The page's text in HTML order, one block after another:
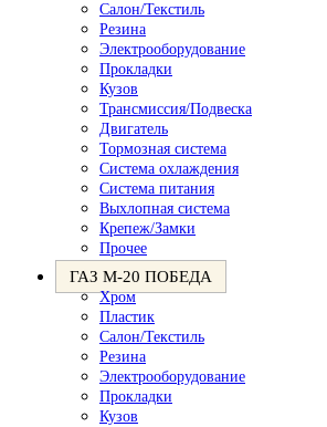
Салон/Текстиль
Резина
Электрооборудование
Прокладки
Кузов
Трансмиссия/Подвеска
Двигатель
Тормозная система
Система охлаждения
Система питания
Выхлопная система
Крепеж/Замки
Прочее
ГАЗ М-20 ПОБЕДА
Хром
Пластик
Салон/Текстиль
Резина
Электрооборудование
Прокладки
Кузов